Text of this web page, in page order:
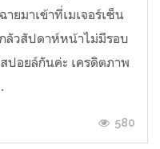
ายมาเข้าที่เมเจอร์เซ็น
ลัวสัปดาห์หน้าไม่มีรอบ
ปอยล์กันค่ะ เครดิตภาพ
580